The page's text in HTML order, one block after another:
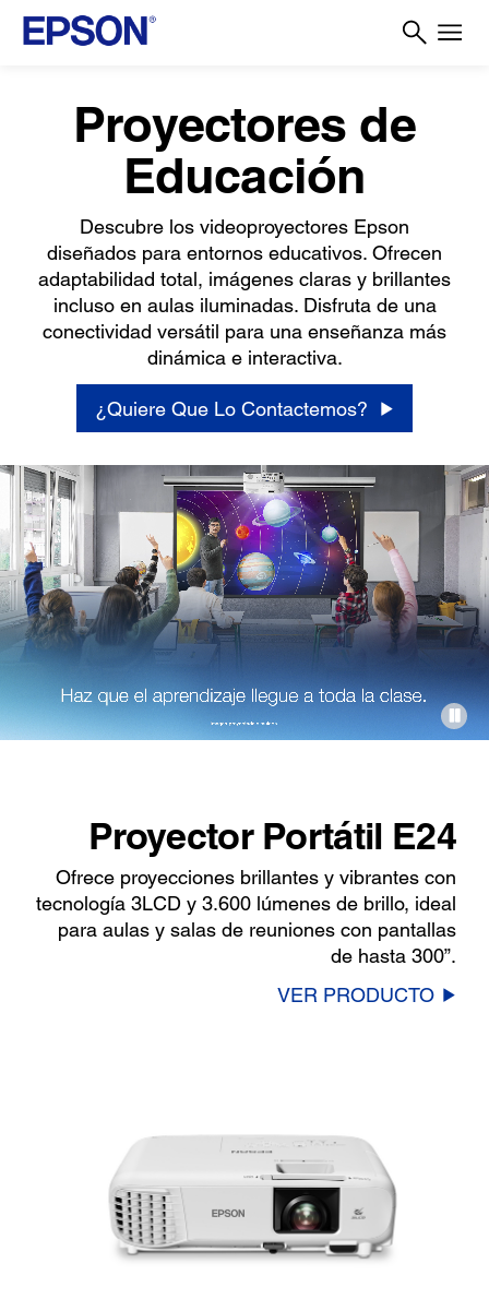
Proyectores de
Educación
Descubre los videoproyectores Epson
diseñados para entornos educativos. Ofrecen
adaptabilidad total, imágenes claras y brillantes
incluso en aulas iluminadas. Disfruta de una
conectividad versátil para una enseñanza más
dinámica e interactiva.​
¿Quiere Que Lo Contactemos?
Proyector Portátil E24
Ofrece proyecciones brillantes y vibrantes con
tecnología 3LCD y 3.600 lúmenes de brillo, ideal
para aulas y salas de reuniones con pantallas
de hasta 300”.
VER PRODUCTO